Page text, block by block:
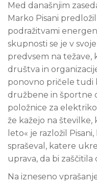
Med današnjim
Marko Pisani
podražitvami
skupnosti se je v
predvsem na težave,
društva in
ponovno pričele
družbene in športne
položnice za
že kažejo na številke,
leto« je razložil
spraševal, katere
uprava, da bi
Na izneseno